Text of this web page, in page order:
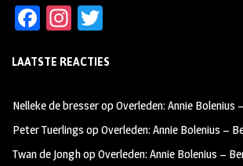
Fa
b
oo
k
In
ag
m
tt
LAATSTE REACTIES
Nelleke de bresseropOverleden: Annie Bolenius
Peter Tuerlings opOverleden: Annie Bolenius –
Twan de JonghopOverleden: Annie Bolenius –